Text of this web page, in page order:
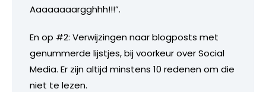
Aaaaaaaargghhh!!!”.
En op #2: Verwijzingen naar blogposts met
genummerde lijstjes, bij voorkeur over Social
Media. Er zijn altijd minstens 10 redenen om die
niet te lezen.